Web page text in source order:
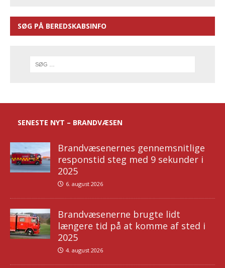
SØG PÅ BEREDSKABSINFO
SENESTE NYT – BRANDVÆSEN
Brandvæsenernes gennemsnitlige
responstid steg med 9 sekunder i
2025
6. august 2026
Brandvæsenerne brugte lidt
længere tid på at komme af sted i
2025
4. august 2026